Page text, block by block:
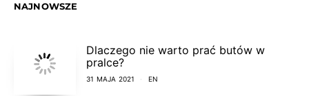
NAJNOWSZE
Dlaczego nie warto prać butów w
pralce?
31 MAJA 2021 EN